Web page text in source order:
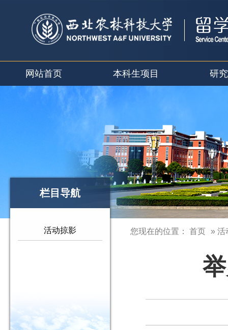
网站首页 本科生项目 研
栏目导航
活动掠影 您现在的位置： 首页 » 活